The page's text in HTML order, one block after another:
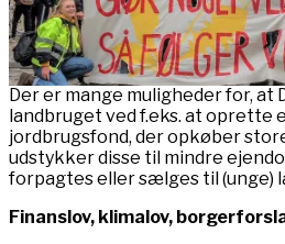
Der er mange muligheder for, at
landbruget ved f.eks. at oprette
jordbrugsfond, der opkøber
udstykker disse til mindre
forpagtes eller sælges til (unge)
Finanslov, klimalov,